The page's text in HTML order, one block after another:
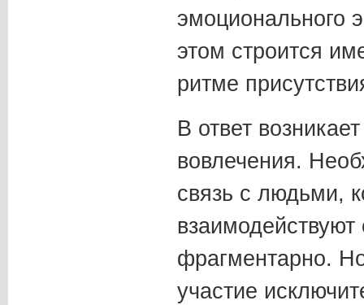
эмоционального
этом строится
ритме
В ответ
вовлечения.
связь с людьми,
взаимодействуют
фрагментарно.
участие